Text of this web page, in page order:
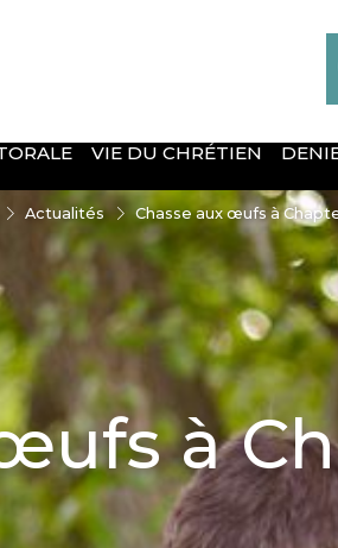
VIE DU CHRÉTIEN
Actualités Chasse aux œufs à
à